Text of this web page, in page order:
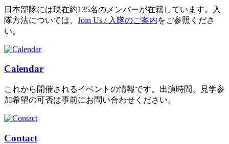
日本部隊には現在約135名のメンバーが在籍しています。入
隊方法については、 Join Us / 入隊のご案内をご参照くださ
い。
Calendar
これから開催されるイベントの情報です。出演時間、見学参
加希望の可否は事前にお問い合わせください。
Contact